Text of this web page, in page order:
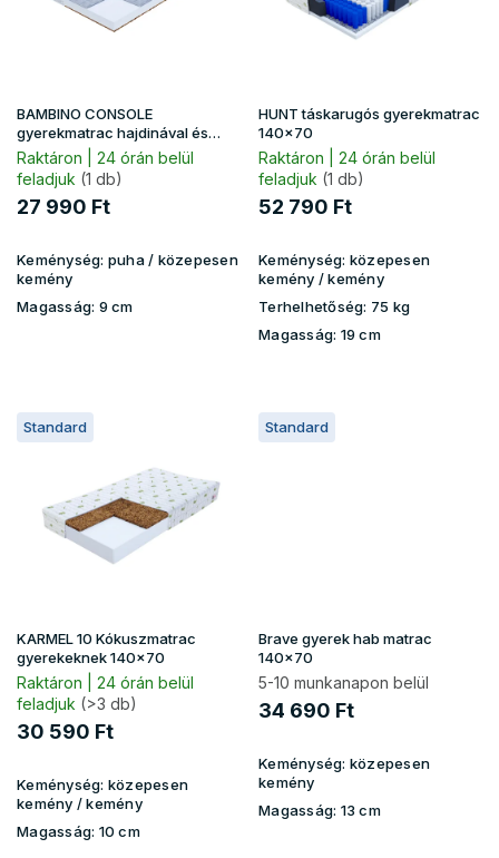
i
s
t
á
j
BAMBINO CONSOLE
gyerekmatrac hajdinával és
kókusszal 140x70
Raktáron | 24 órán belül
feladjuk (1 db)
27 990 Ft
Keménység: puha / közepesen
kemény
Magasság: 9 cm
HUNT táskarugós gyerekmatrac
140x70
Raktáron | 24 órán belül
feladjuk (1 db)
52 790 Ft
Keménység: közepesen
kemény / kemény
Terhelhetőség: 75 kg
Magasság: 19 cm
Standard
KARMEL 10 Kókuszmatrac
gyerekeknek 140x70
Raktáron | 24 órán belül
feladjuk (>3 db)
30 590 Ft
Keménység: közepesen
kemény / kemény
Magasság: 10 cm
Standard
Brave gyerek hab matrac
140x70
5-10 munkanapon belül
34 690 Ft
Keménység: közepesen
kemény
Magasság: 13 cm